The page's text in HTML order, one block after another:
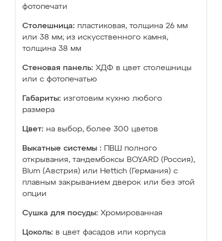
фотопечати
Столешница: пластиковая, толщина 26 мм
или 38 мм; из искусственного камня,
толщина 38 мм
Стеновая панель: ХДФ в цвет столешницы
или с фотопечатью
Габариты: изготовим кухню любого
размера
Цвет: на выбор, более 300 цветов
Выкатные системы :
ПВШ полного
открывания, тандембоксы BOYARD (Россия),
Blum (Австрия) или Hettich (Германия) с
плавным закрыванием дверок или без этой
опции
Сушка для посуды: Хромированная
Цоколь: в цвет фасадов или корпуса